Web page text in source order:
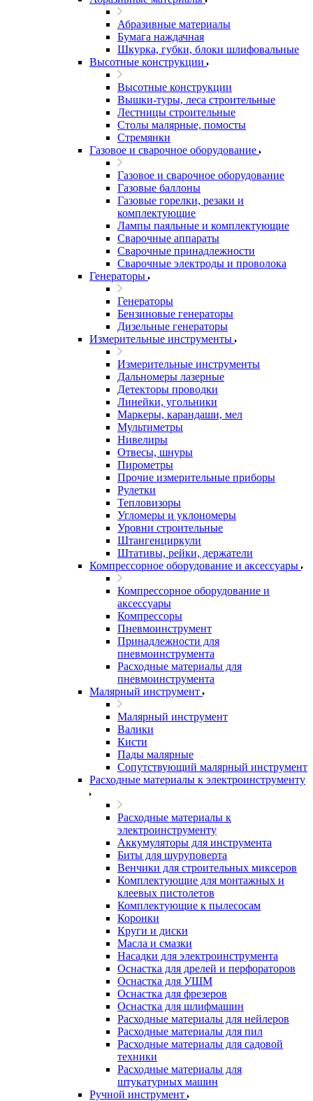
Абразивные материалы
Бумага наждачная
Шкурка, губки, блоки шлифовальные
Высотные конструкции
Высотные конструкции
Вышки-туры, леса строительные
Лестницы строительные
Столы малярные, помосты
Стремянки
Газовое и сварочное оборудование
Газовое и сварочное оборудование
Газовые баллоны
Газовые горелки, резаки и
комплектующие
Лампы паяльные и комплектующие
Сварочные аппараты
Сварочные принадлежности
Сварочные электроды и проволока
Генераторы
Генераторы
Бензиновые генераторы
Дизельные генераторы
Измерительные инструменты
Измерительные инструменты
Дальномеры лазерные
Детекторы проводки
Линейки, угольники
Маркеры, карандаши, мел
Мультиметры
Нивелиры
Отвесы, шнуры
Пирометры
Прочие измерительные приборы
Рулетки
Тепловизоры
Угломеры и уклономеры
Уровни строительные
Штангенциркули
Штативы, рейки, держатели
Компрессорное оборудование и аксессуары
Компрессорное оборудование и
аксессуары
Компрессоры
Пневмоинструмент
Принадлежности для
пневмоинструмента
Расходные материалы для
пневмоинструмента
Малярный инструмент
Малярный инструмент
Валики
Кисти
Пады малярные
Сопутствующий малярный инструмент
Расходные материалы к электроинструменту
Расходные материалы к
электроинструменту
Аккумуляторы для инструмента
Биты для шуруповерта
Венчики для строительных миксеров
Комплектующие для монтажных и
клеевых пистолетов
Комплектующие к пылесосам
Коронки
Круги и диски
Масла и смазки
Насадки для электроинструмента
Оснастка для дрелей и перфораторов
Оснастка для УШМ
Оснастка для фрезеров
Оснастка для шлифмашин
Расходные материалы для нейлеров
Расходные материалы для пил
Расходные материалы для садовой
техники
Расходные материалы для
штукатурных машин
Ручной инструмент